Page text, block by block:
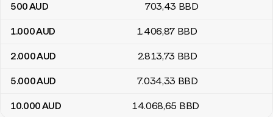
500AUD 703,43 BBD
1.000AUD 1.406,87 BBD
2.000AUD 2.813,73 BBD
5.000AUD 7.034,33 BBD
10.000AUD 14.068,65 BBD